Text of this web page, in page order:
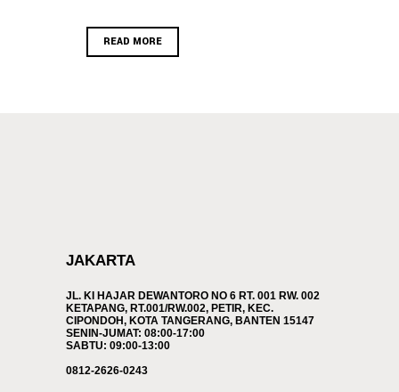
READ MORE
JAKARTA
JL. KI HAJAR DEWANTORO NO 6 RT. 001 RW. 002
KETAPANG, RT.001/RW.002, PETIR, KEC.
CIPONDOH, KOTA TANGERANG, BANTEN 15147
SENIN-JUMAT: 08:00-17:00
SABTU: 09:00-13:00
0812-2626-0243